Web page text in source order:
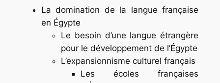
La domination de la langue française
en Égypte
Le besoin d’une langue étrangère
pour le développement de l’Égypte
L’expansionnisme culturel français
Les écoles françaises